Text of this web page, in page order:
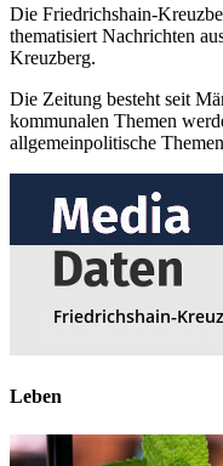
Die Friedrichshain-
thematisiert Nachrichten
Kreuzberg.
Die Zeitung besteht seit
kommunalen Themen
allgemeinpolitische
Leben